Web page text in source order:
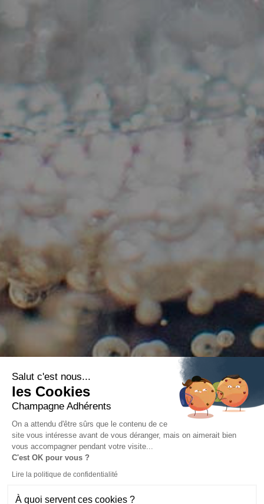
Salut c'est nous...
les Cookies
Champagne Adhérents
On a attendu d'être sûrs que le contenu de ce
site vous intéresse avant de vous déranger, mais on aimerait bien
vous accompagner pendant votre visite...
C'est OK pour vous ?
Lire la politique de confidentialité
À quoi servent ces cookies ?